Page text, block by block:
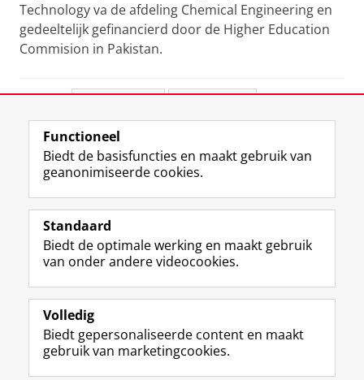
Technology va de afdeling Chemical Engineering en
gedeeltelijk gefinancierd door de Higher Education
Commision in Pakistan.
View this page in:English
Volg de RUG
F
a
e
b
o
p
a
L
i
k
e
I
-
p
R
S
-
f
e
R
I
n
t
r
m
Y
o
T
e
k
Studiekiezers
Alumni
Over ons
Functioneel
Biedt de basisfuncties en maakt gebruik van
geanonimiseerde cookies.
Standaard
Biedt de optimale werking en maakt gebruik
van onder andere videocookies.
Volledig
Biedt gepersonaliseerde content en maakt
gebruik van marketingcookies.